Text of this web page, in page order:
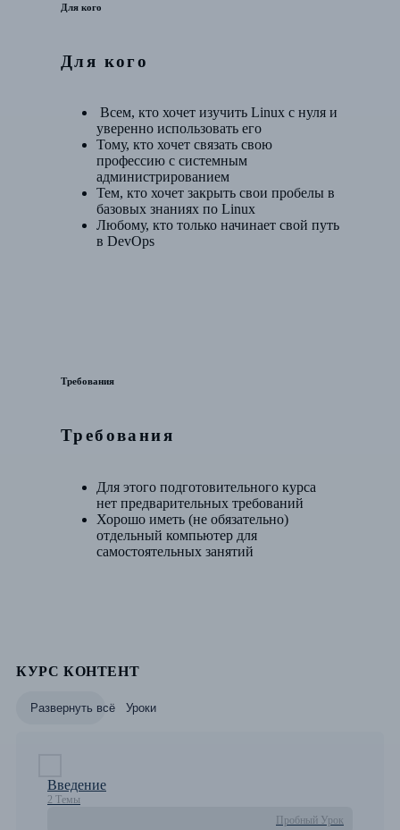
Для кого
Для кого
Всем, кто хочет изучить Linux с нуля и
уверенно использовать его
Тому, кто хочет связать свою
профессию с системным
администрированием
Тем, кто хочет закрыть свои пробелы в
базовых знаниях по Linux
Любому, кто только начинает свой путь
в DevOps
Требования
Требования
Для этого подготовительного курса
нет предварительных требований
Хорошо иметь (не обязательно)
отдельный компьютер для
самостоятельных занятий
КУРС КОНТЕНТ
Развернуть всё Уроки
Введение
2 Темы
Пробный Урок